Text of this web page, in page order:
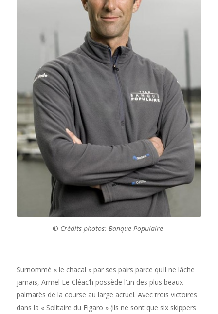
© Crédits photos: Banque Populaire
Surnommé « le chacal » par ses pairs parce qu’il ne lâche
jamais, Armel Le Cléac’h possède l’un des plus beaux
palmarès de la course au large actuel. Avec trois victoires
dans la « Solitaire du Figaro » (ils ne sont que six skippers